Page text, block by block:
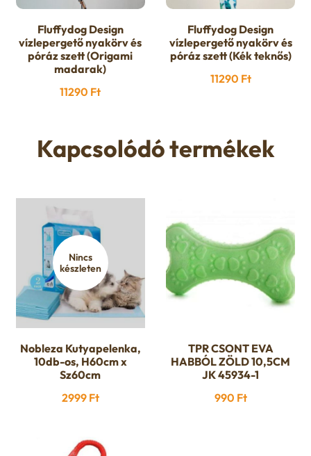
Fluffydog Design
vízlepergető nyakörv és
póráz szett (Origami
madarak)
11290 Ft
Fluffydog Design
vízlepergető nyakörv és
póráz szett (Kék teknős)
11290 Ft
Kapcsolódó termékek
Nincs
készleten
Nobleza Kutyapelenka,
10db-os, H60cm x
Sz60cm
2999 Ft
TPR CSONT EVA
HABBÓL ZÖLD 10,5CM
JK 45934-1
990 Ft